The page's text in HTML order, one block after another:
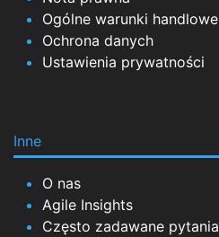
Ogólne warunki handlowe
Ochrona danych
Ustawienia prywatności
Inne
O nas
Agile Insights
Często zadawane pytania